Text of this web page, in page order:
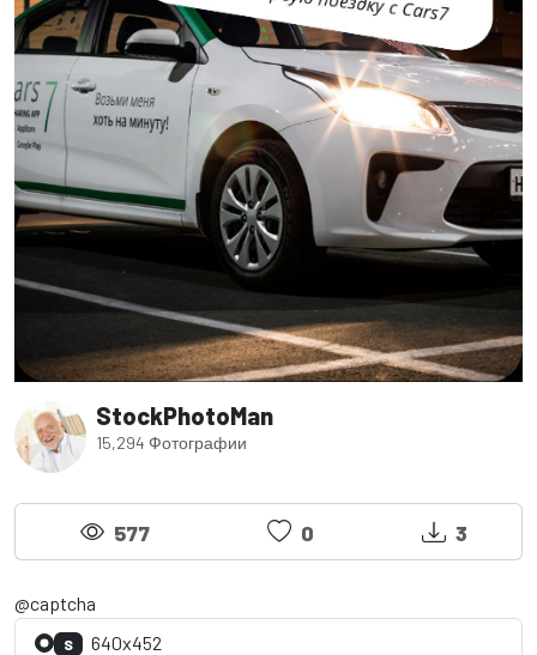
StockPhotoMan
15,294 Фотографии
577 0 3
@captcha
S 640x452